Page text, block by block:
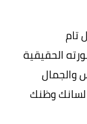
الحقيقية
والجمال
وظنك